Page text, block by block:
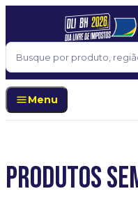
Pular para o conteúdo
Buscar
Menu
PRODUTOS